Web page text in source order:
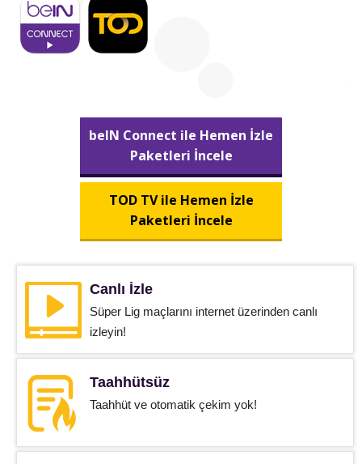
beIN Connect ile Hemen İzle
Paketleri İncele
TOD TV ile Hemen İzle
Paketleri İncele
Canlı İzle
Süper Lig maçlarını internet üzerinden canlı
izleyin!
Taahhütsüz
Taahhüt ve otomatik çekim yok!